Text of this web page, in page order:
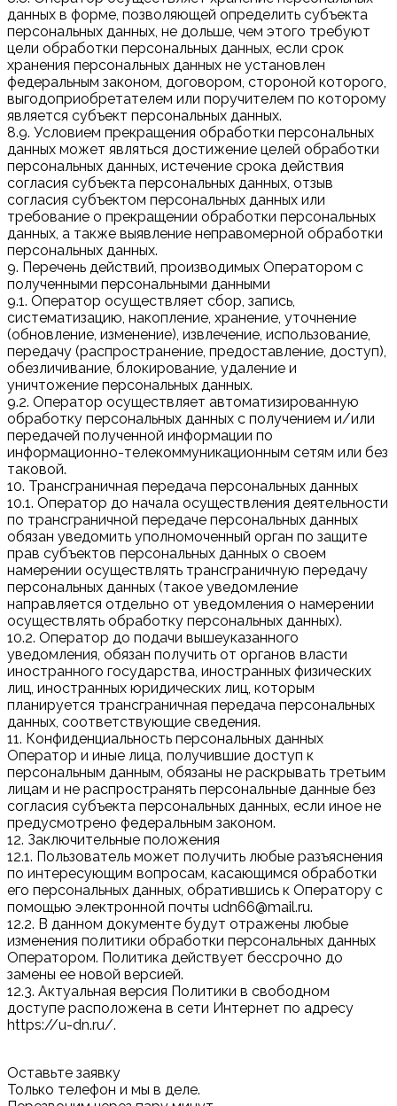
данных в форме, позволяющей определить субъекта
персональных данных, не дольше, чем этого требуют
цели обработки персональных данных, если срок
хранения персональных данных не установлен
федеральным законом, договором, стороной которого,
выгодоприобретателем или поручителем по которому
является субъект персональных данных.
8.9. Условием прекращения обработки персональных
данных может являться достижение целей обработки
персональных данных, истечение срока действия
согласия субъекта персональных данных, отзыв
согласия субъектом персональных данных или
требование о прекращении обработки персональных
данных, а также выявление неправомерной обработки
персональных данных.
9. Перечень действий, производимых Оператором с
полученными персональными данными
9.1. Оператор осуществляет сбор, запись,
систематизацию, накопление, хранение, уточнение
(обновление, изменение), извлечение, использование,
передачу (распространение, предоставление, доступ),
обезличивание, блокирование, удаление и
уничтожение персональных данных.
9.2. Оператор осуществляет автоматизированную
обработку персональных данных с получением и/или
передачей полученной информации по
информационно-телекоммуникационным сетям или без
таковой.
10. Трансграничная передача персональных данных
10.1. Оператор до начала осуществления деятельности
по трансграничной передаче персональных данных
обязан уведомить уполномоченный орган по защите
прав субъектов персональных данных о своем
намерении осуществлять трансграничную передачу
персональных данных (такое уведомление
направляется отдельно от уведомления о намерении
осуществлять обработку персональных данных).
10.2. Оператор до подачи вышеуказанного
уведомления, обязан получить от органов власти
иностранного государства, иностранных физических
лиц, иностранных юридических лиц, которым
планируется трансграничная передача персональных
данных, соответствующие сведения.
11. Конфиденциальность персональных данных
Оператор и иные лица, получившие доступ к
персональным данным, обязаны не раскрывать третьим
лицам и не распространять персональные данные без
согласия субъекта персональных данных, если иное не
предусмотрено федеральным законом.
12. Заключительные положения
12.1. Пользователь может получить любые разъяснения
по интересующим вопросам, касающимся обработки
его персональных данных, обратившись к Оператору с
помощью электронной почты udn66@mail.ru.
12.2. В данном документе будут отражены любые
изменения политики обработки персональных данных
Оператором. Политика действует бессрочно до
замены ее новой версией.
12.3. Актуальная версия Политики в свободном
доступе расположена в сети Интернет по адресу
https://u-dn.ru/.
Оставьте заявку
Только телефон и мы в деле.